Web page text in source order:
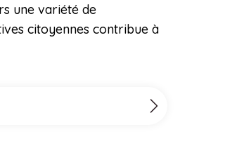
une variété de
citoyennes contribue à